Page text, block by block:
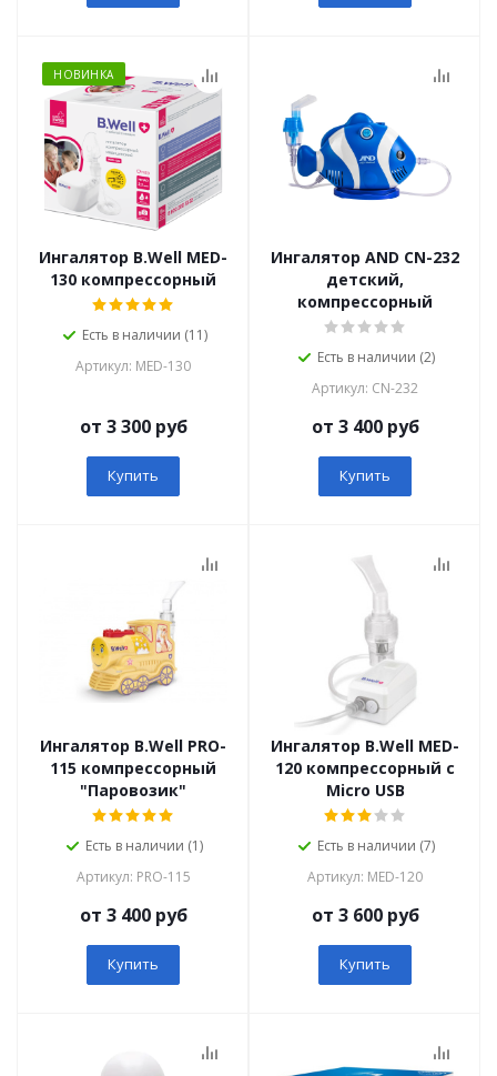
НОВИНКА
Ингалятор B.Well MED-
130 компрессорный
Есть в наличии (11)
Артикул: MED-130
от 3 300 руб
Купить
Ингалятор AND СN-232
детский,
компрессорный
Есть в наличии (2)
Артикул: СN-232
от 3 400 руб
Купить
Ингалятор B.Well PRO-
115 компрессорный
"Паровозик"
Есть в наличии (1)
Артикул: PRO-115
от 3 400 руб
Купить
Ингалятор B.Well MED-
120 компрессорный с
Micro USB
Есть в наличии (7)
Артикул: MED-120
от 3 600 руб
Купить